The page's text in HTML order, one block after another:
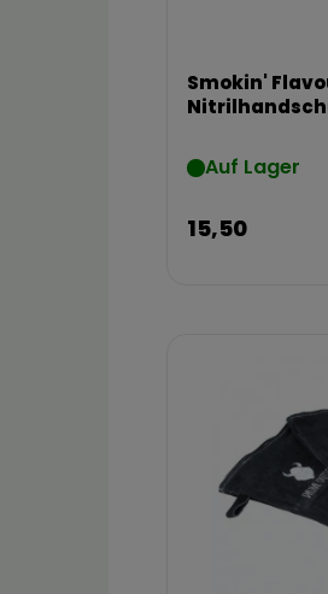
Smokin'
Auf Lager
15,50